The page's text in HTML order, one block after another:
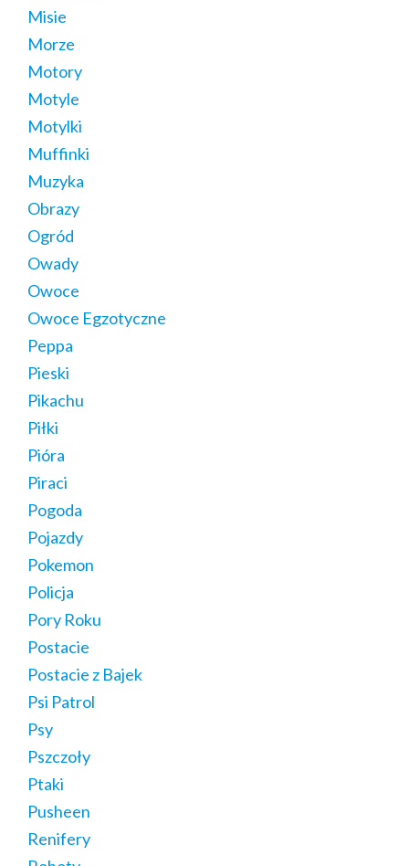
Misie
Morze
Motory
Motyle
Motylki
Muffinki
Muzyka
Obrazy
Ogród
Owady
Owoce
Owoce Egzotyczne
Peppa
Pieski
Pikachu
Piłki
Pióra
Piraci
Pogoda
Pojazdy
Pokemon
Policja
Pory Roku
Postacie
Postacie z Bajek
Psi Patrol
Psy
Pszczoły
Ptaki
Pusheen
Renifery